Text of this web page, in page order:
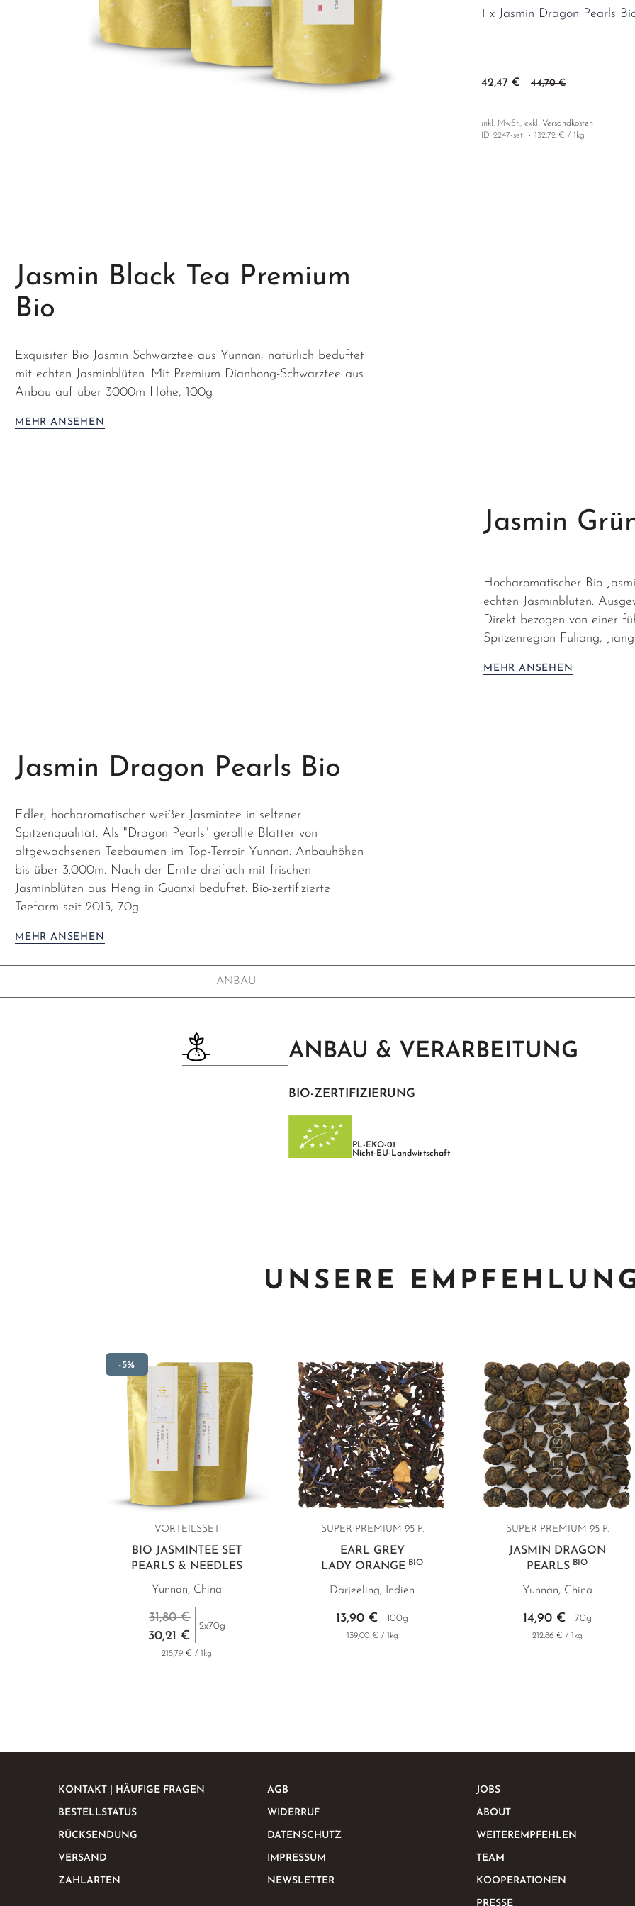
1 x Jasmin Dragon Pearls
42,47 € 44,70 €
inkl. MwSt., exkl. Versandkosten
ID 2247-set 132,72 € / 1kg
Jasmin Black Tea Premium
Bio
Exquisiter Bio Jasmin Schwarztee aus Yunnan, natürlich beduftet
mit echten Jasminblüten. Mit Premium Dianhong-Schwarztee aus
Anbau auf über 3000m Höhe, 100g
MEHR ANSEHEN
Jasmin
Hocharomatischer Bio
echten Jasminblüten.
Direkt bezogen von einer
Spitzenregion Fuliang,
MEHR ANSEHEN
Jasmin Dragon Pearls Bio
Edler, hocharomatischer weißer Jasmintee in seltener
Spitzenqualität. Als "Dragon Pearls" gerollte Blätter von
altgewachsenen Teebäumen im Top-Terroir Yunnan. Anbauhöhen
bis über 3.000m. Nach der Ernte dreifach mit frischen
Jasminblüten aus Heng in Guanxi beduftet. Bio-zertifizierte
Teefarm seit 2015, 70g
MEHR ANSEHEN
ANBAU
ANBAU & VERARBEITUNG
BIO-ZERTIFIZIERUNG
PL-EKO-01
Nicht-EU-Landwirtschaft
UNSERE
-5%
VORTEILSSET
BIO JASMINTEE SET
PEARLS & NEEDLES
Yunnan, China
30,21 €
31,80 €
2x70g
215,79 € / 1kg
SUPER PREMIUM 95 P.
EARL GREY
LADY ORANGE BIO
Darjeeling, Indien
13,90 € 100g
139,00 € / 1kg
SUPER PREMIUM 95 P.
JASMIN DRAGON
PEARLSBIO
Yunnan, China
14,90 € 70g
212,86 € / 1kg
KONTAKT | HÄUFIGE FRAGEN
BESTELLSTATUS
RÜCKSENDUNG
VERSAND
ZAHLARTEN
AGB
WIDERRUF
DATENSCHUTZ
IMPRESSUM
NEWSLETTER
JOBS
ABOUT
WEITEREMPFEHLEN
TEAM
KOOPERATIONEN
PRESSE